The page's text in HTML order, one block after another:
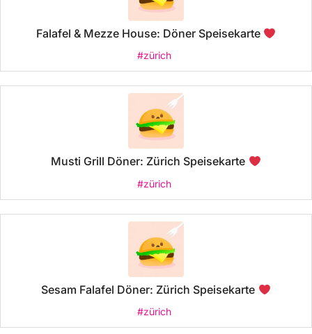
Falafel & Mezze House: Döner Speisekarte
#zürich
Musti Grill Döner: Zürich Speisekarte
#zürich
Sesam Falafel Döner: Zürich Speisekarte
#zürich